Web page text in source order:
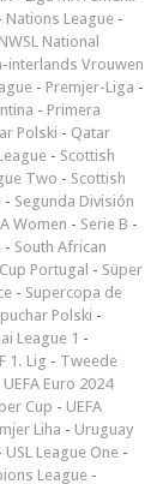
Nations League -
NWSL National
interlands Vrouwen
- Premjer-Liga -
- Primera
Polski - Qatar
- Scottish
Two - Scottish
- Segunda División
Women - Serie B -
- South African
Portugal - Süper
- Supercopa de
Polski -
League 1 -
1. Lig - Tweede
UEFA Euro 2024
Cup - UEFA
Liha - Uruguay
USL League One -
League -